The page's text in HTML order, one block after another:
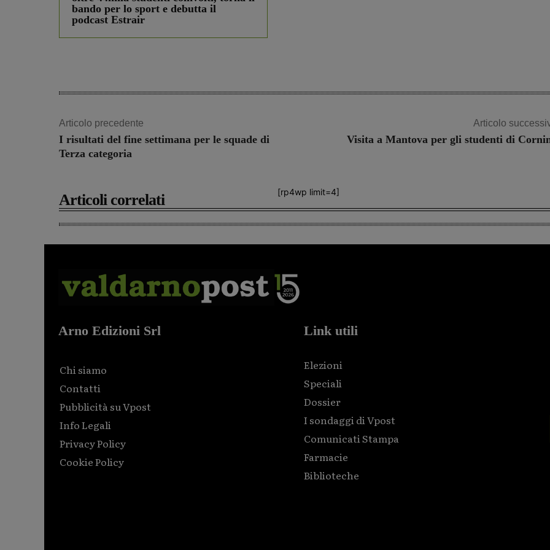
bando per lo sport e debutta il
podcast Estrair
Articolo precedente
I risultati del fine settimana per le squade di
Terza categoria
Articolo
Visita a Mantova per gli studenti di
[rp4wp limit=4]
Articoli correlati
Arno Edizioni Srl
Chi siamo
Contatti
Pubblicità su Vpost
Info Legali
Privacy Policy
Cookie Policy
Link utili
Elezioni
Speciali
Dossier
I sondaggi di Vpost
Comunicati Stampa
Farmacie
Biblioteche